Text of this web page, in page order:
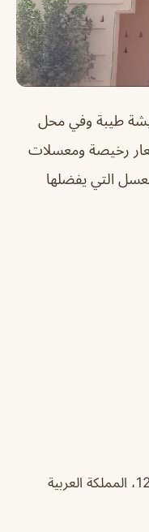
طيبة وفي محل
رخيصة ومعسلات
التي يفضلها
الفيصلية، الرياض 12883، المملكة العربية